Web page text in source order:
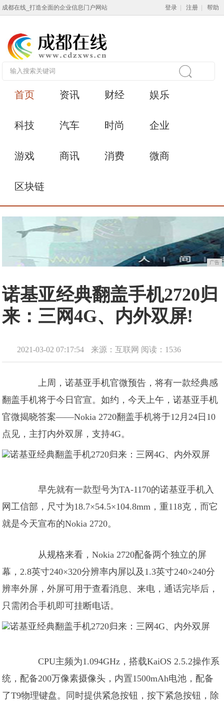
成都在线_打造全面的企业信息门户网站 登录 注册 帮助
首页 资讯 财经 娱乐
科技 汽车 时尚 企业
游戏 商讯 消费 微商
区块链
广告
诺基亚经典翻盖手机2720归
来：三网4G、内外双屏!
2021-03-02 07:17:54 来源：互联网 阅读：1536
上周，诺基亚手机官微预告，将有一款经典感
翻盖手机将于今日官宣。如约，今天上午，诺基亚手机
官微揭晓答案——Nokia 2720翻盖手机将于12月24日10
点见，主打内外双屏，支持4G。
早先就有一款型号为TA-1170的诺基亚手机入
网工信部，尺寸为18.7×54.5×104.8mm，重118克，而它
就是今天宣布的Nokia 2720。
从规格来看，Nokia 2720配备两个独立的屏
幕，2.8英寸240×320分辨率内屏以及1.3英寸240×240分
辨率外屏，外屏可用于查看消息、来电，通话完毕后，
只需闭合手机即可挂断电话。
CPU主频为1.094GHz，搭载KaiOS 2.5.2操作系
统，配备200万像素摄像头，内置1500mAh电池，配备
了T9物理键盘。同时提供紧急按钮，按下紧急按钮，除